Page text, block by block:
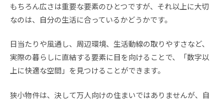
もちろん広さは重要な要素のひとつですが、それ以上に大切
なのは、自分の生活に合っているかどうかです。
日当たりや風通し、周辺環境、生活動線の取りやすさなど、
実際の暮らしに直結する要素に目を向けることで、「数字以
上に快適な空間」を見つけることができます。
狭小物件は、決して万人向けの住まいではありませんが、自